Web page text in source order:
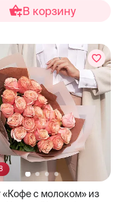
В корзину
«Кофе с молоком» из